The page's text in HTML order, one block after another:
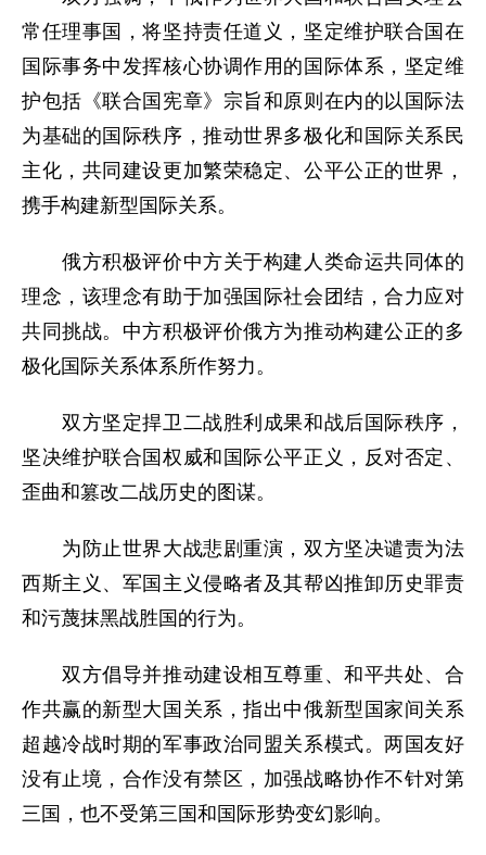
常任理事国，将坚持责任道义，坚定维护联合国在
国际事务中发挥核心协调作用的国际体系，坚定维
护包括《联合国宪章》宗旨和原则在内的以国际法
为基础的国际秩序，推动世界多极化和国际关系民
主化，共同建设更加繁荣稳定、公平公正的世界，
携手构建新型国际关系。
俄方积极评价中方关于构建人类命运共同体的
理念，该理念有助于加强国际社会团结，合力应对
共同挑战。中方积极评价俄方为推动构建公正的多
极化国际关系体系所作努力。
双方坚定捍卫二战胜利成果和战后国际秩序，
坚决维护联合国权威和国际公平正义，反对否定、
歪曲和篡改二战历史的图谋。
为防止世界大战悲剧重演，双方坚决谴责为法
西斯主义、军国主义侵略者及其帮凶推卸历史罪责
和污蔑抹黑战胜国的行为。
双方倡导并推动建设相互尊重、和平共处、合
作共赢的新型大国关系，指出中俄新型国家间关系
超越冷战时期的军事政治同盟关系模式。两国友好
没有止境，合作没有禁区，加强战略协作不针对第
三国，也不受第三国和国际形势变幻影响。